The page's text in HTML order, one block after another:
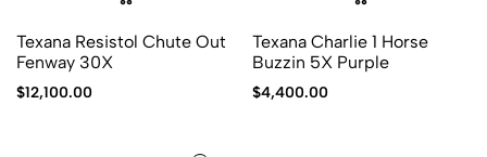
Texana Resistol Chute Out
Fenway 30X
$12,100.00
Texana Charlie 1 Horse
Buzzin 5X Purple
$4,400.00